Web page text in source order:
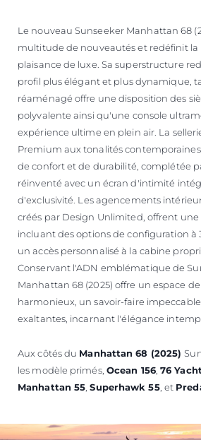
Le nouveau Sunseeker Manhattan 68
multitude de nouveautés et redéfinit la
plaisance de luxe. Sa superstructure
profil plus élégant et plus dynamique,
réaménagé offre une disposition des
polyvalente ainsi qu'une console
expérience ultime en plein air. La
Premium aux tonalités
de confort et de durabilité, complétée
réinventé avec un écran d'intimité
d'exclusivité. Les agencements
créés par Design Unlimited, offrent
incluant des options de configuration à
un accès personnalisé à la cabine
Conservant l'ADN emblématique de
Manhattan 68 (2025) offre un espace
harmonieux, un savoir-faire
exaltantes, incarnant l'élégance
Aux côtés du Manhattan 68 (2025)
les modèle primés, Ocean 156,76
Manhattan 55,Superhawk 55, et